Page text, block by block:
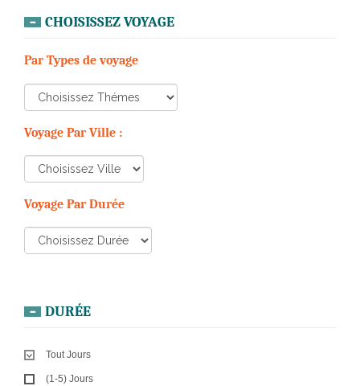
CHOISISSEZ VOYAGE
Par Types de voyage
Voyage Par Ville :
Voyage Par Durée
DURÉE
Tout Jours
(1-5) Jours